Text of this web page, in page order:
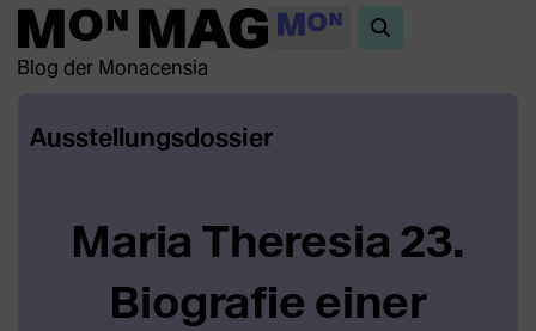
Blog der Monacensia
Ausstellungsdossier
Maria Theresia 23.
Biografie einer